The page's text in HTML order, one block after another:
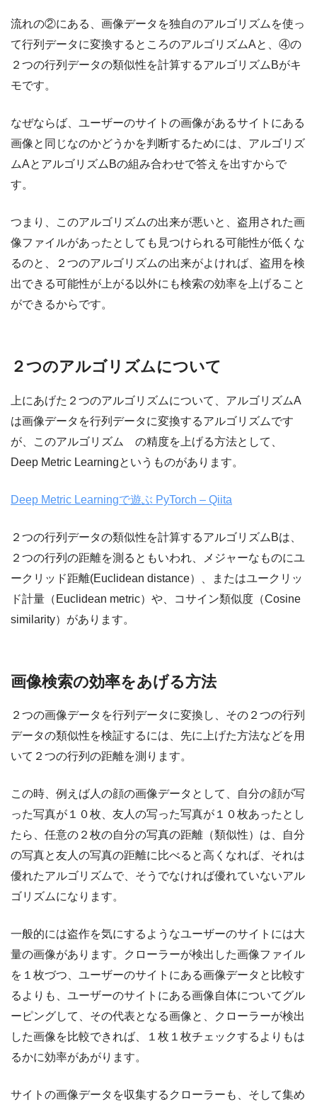
流れの②にある、画像データを独自のアルゴリズムを使っ
て行列データに変換するところのアルゴリズムAと、④の
２つの行列データの類似性を計算するアルゴリズムBがキ
モです。
なぜならば、ユーザーのサイトの画像があるサイトにある
画像と同じなのかどうかを判断するためには、アルゴリズ
ムAとアルゴリズムBの組み合わせで答えを出すからで
す。
つまり、このアルゴリズムの出来が悪いと、盗用された画
像ファイルがあったとしても見つけられる可能性が低くな
るのと、２つのアルゴリズムの出来がよければ、盗用を検
出できる可能性が上がる以外にも検索の効率を上げること
ができるからです。
２つのアルゴリズムについて
上にあげた２つのアルゴリズムについて、アルゴリズムA
は画像データを行列データに変換するアルゴリズムです
が、このアルゴリズム の精度を上げる方法として、
Deep Metric Learningというものがあります。
Deep Metric Learningで遊ぶ PyTorch – Qiita
２つの行列データの類似性を計算するアルゴリズムBは、
２つの行列の距離を測るともいわれ、メジャーなものにユ
ークリッド距離(Euclidean distance）、またはユークリッ
ド計量（Euclidean metric）や、コサイン類似度（Cosine
similarity）があります。
画像検索の効率をあげる方法
２つの画像データを行列データに変換し、その２つの行列
データの類似性を検証するには、先に上げた方法などを用
いて２つの行列の距離を測ります。
この時、例えば人の顔の画像データとして、自分の顔が写
った写真が１０枚、友人の写った写真が１０枚あったとし
たら、任意の２枚の自分の写真の距離（類似性）は、自分
の写真と友人の写真の距離に比べると高くなれば、それは
優れたアルゴリズムで、そうでなければ優れていないアル
ゴリズムになります。
一般的には盗作を気にするようなユーザーのサイトには大
量の画像があります。クローラーが検出した画像ファイル
を１枚づつ、ユーザーのサイトにある画像データと比較す
るよりも、ユーザーのサイトにある画像自体についてグル
ーピングして、その代表となる画像と、クローラーが検出
した画像を比較できれば、１枚１枚チェックするよりもは
るかに効率があがります。
サイトの画像データを収集するクローラーも、そして集め